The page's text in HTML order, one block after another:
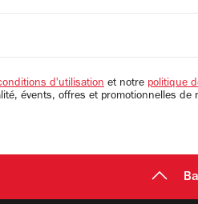
d'utilisation et notre politique
évents, offres et promotionnelles de